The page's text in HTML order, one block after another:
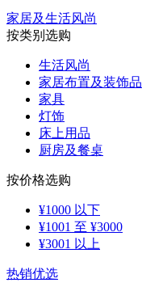
家居及生活风尚
按类别选购
生活风尚
家居布置及装饰品
家具
灯饰
床上用品
厨房及餐桌
按价格选购
¥1000 以下
¥1001 至 ¥3000
¥3001 以上
热销优选